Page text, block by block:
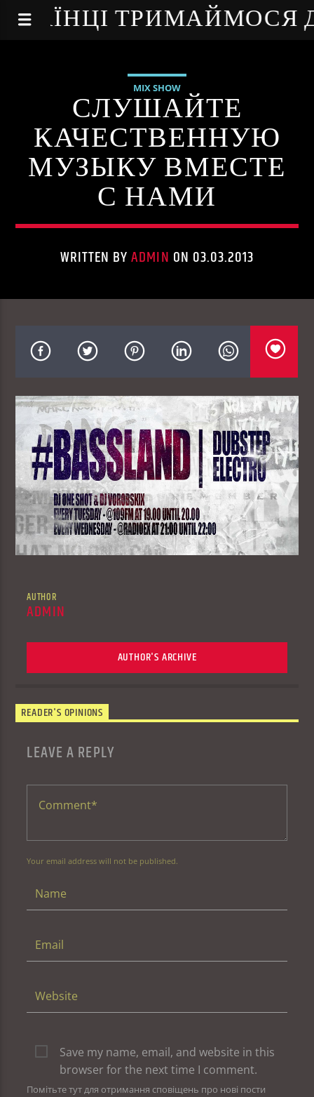
- УКРАЇНЦІ
MIX SHOW
СЛУШАЙТЕ
КАЧЕСТВЕННУЮ
МУЗЫКУ ВМЕСТЕ
С НАМИ
WRITTEN BYADMIN ON 03.03.2013
AUTHOR
ADMIN
AUTHOR'S ARCHIVE
READER'S OPINIONS
LEAVE A REPLY
Your email address will not be published.
Save my name, email, and website in this
browser for the next time I comment.
Помітьте тут для отримання сповіщень про нові пости